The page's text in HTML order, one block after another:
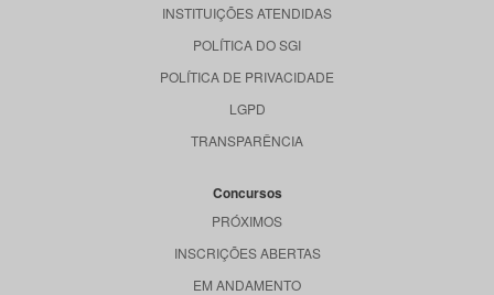
INSTITUIÇÕES ATENDIDAS
POLÍTICA DO SGI
POLÍTICA DE PRIVACIDADE
LGPD
TRANSPARÊNCIA
Concursos
PRÓXIMOS
INSCRIÇÕES ABERTAS
EM ANDAMENTO